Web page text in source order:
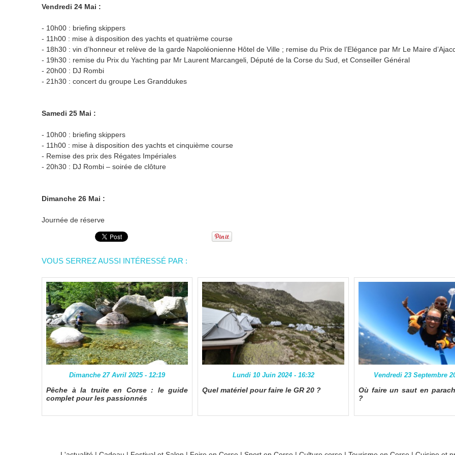
Vendredi 24 Mai :
- 10h00 : briefing skippers
- 11h00 : mise à disposition des yachts et quatrième course
- 18h30 : vin d’honneur et relève de la garde Napoléonienne Hôtel de Ville ; remise du Prix de l’Elégance par Mr Le Maire
- 19h30 : remise du Prix du Yachting par Mr Laurent Marcangeli, Député de la Corse du Sud, et Conseiller Général
- 20h00 : DJ Rombi
- 21h30 : concert du groupe Les Granddukes
Samedi 25 Mai :
- 10h00 : briefing skippers
- 11h00 : mise à disposition des yachts et cinquième course
- Remise des prix des Régates Impériales
- 20h30 : DJ Rombi – soirée de clôture
Dimanche 26 Mai :
Journée de réserve
VOUS SERREZ AUSSI INTÉRESSÉ PAR :
Dimanche 27 Avril 2025 - 12:19
Pêche à la truite en Corse : le guide
complet pour les passionnés
Lundi 10 Juin 2024 - 16:32
Quel matériel pour faire le GR 20 ?
Vendredi 23 Septembre
Où faire un saut en
?